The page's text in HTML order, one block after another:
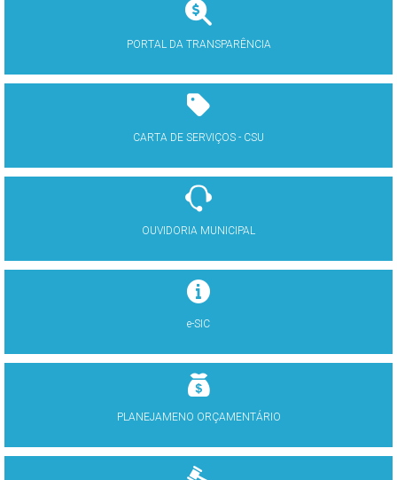
PORTAL DA TRANSPARÊNCIA
CARTA DE SERVIÇOS - CSU
OUVIDORIA MUNICIPAL
e-SIC
PLANEJAMENO ORÇAMENTÁRIO